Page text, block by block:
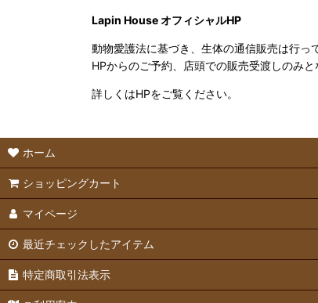
Lapin House オフィシャルHP
動物愛護法に基づき、生体の通信販売は行っ
HPからのご予約、店頭での販売受渡しのみと
詳しくはHPをご覧ください。
ホーム
ショッピングカート
マイページ
最近チェックしたアイテム
特定商取引法表示